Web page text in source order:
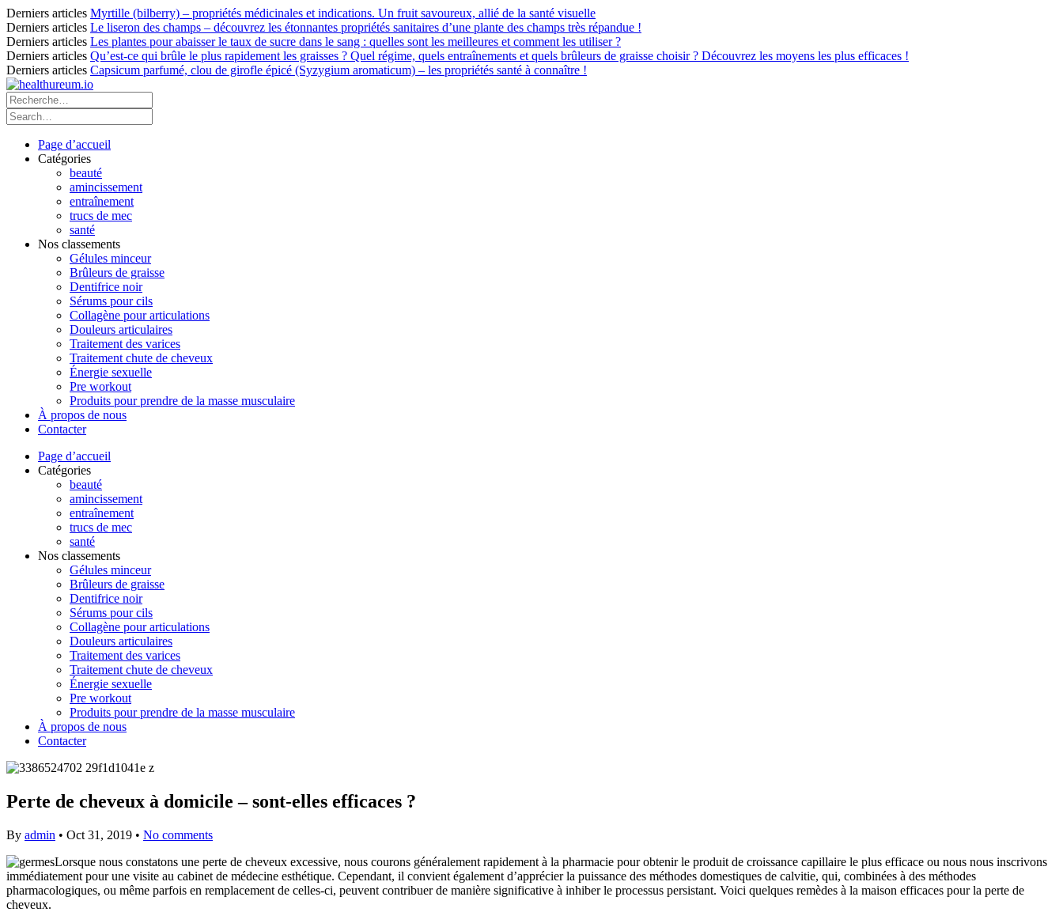
Derniers articles Myrtille (bilberry) – propriétés médicinales et indications. Un fruit savoureux, allié de la santé visuelle
Derniers articles Le liseron des champs – découvrez les étonnantes propriétés sanitaires d’une plante des champs très répandue !
Derniers articles Les plantes pour abaisser le taux de sucre dans le sang : quelles sont les meilleures et comment les utiliser ?
Derniers articles Qu’est-ce qui brûle le plus rapidement les graisses ? Quel régime, quels entraînements et quels brûleurs de graisse choisir ? Découvrez les moyens les plus efficaces !
Derniers articles Capsicum parfumé, clou de girofle épicé (Syzygium aromaticum) – les propriétés santé à connaître !
Page d’accueil
Catégories
beauté
amincissement
entraînement
trucs de mec
santé
Nos classements
Gélules minceur
Brûleurs de graisse
Dentifrice noir
Sérums pour cils
Collagène pour articulations
Douleurs articulaires
Traitement des varices
Traitement chute de cheveux
Énergie sexuelle
Pre workout
Produits pour prendre de la masse musculaire
À propos de nous
Contacter
Page d’accueil
Catégories
beauté
amincissement
entraînement
trucs de mec
santé
Nos classements
Gélules minceur
Brûleurs de graisse
Dentifrice noir
Sérums pour cils
Collagène pour articulations
Douleurs articulaires
Traitement des varices
Traitement chute de cheveux
Énergie sexuelle
Pre workout
Produits pour prendre de la masse musculaire
À propos de nous
Contacter
Perte de cheveux à domicile – sont-elles efficaces ?
By admin • Oct 31, 2019 • No comments
Lorsque nous constatons une perte de cheveux excessive, nous courons généralement rapidement à la pharmacie pour obtenir le produit de croissance capillaire le plus efficace ou nous nous inscrivons
immédiatement pour une visite au cabinet de médecine esthétique. Cependant, il convient également d’apprécier la puissance des méthodes domestiques de calvitie, qui, combinées à des méthodes
pharmacologiques, ou même parfois en remplacement de celles-ci, peuvent contribuer de manière significative à inhiber le processus persistant. Voici quelques remèdes à la maison efficaces pour la perte de
cheveux.